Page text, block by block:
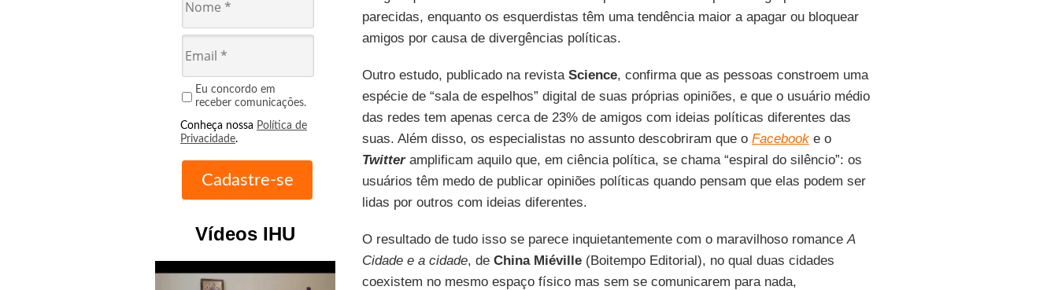
Eu concordo em
receber comunicações.
Conheça nossa Política de
Privacidade.
Vídeos IHU
parecidas, enquanto os esquerdistas têm uma tendência maior a apagar ou bloquear
amigos por causa de divergências políticas.
Outro estudo, publicado na revista Science, confirma que as pessoas constroem uma
espécie de “sala de espelhos” digital de suas próprias opiniões, e que o usuário médio
das redes tem apenas cerca de 23% de amigos com ideias políticas diferentes das
suas. Além disso, os especialistas no assunto descobriram que o Facebooke o
Twitteramplificam aquilo que, em ciência política, se chama “espiral do silêncio”: os
usuários têm medo de publicar opiniões políticas quando pensam que elas podem ser
lidas por outros com ideias diferentes.
O resultado de tudo isso se parece inquietantemente com o maravilhoso romanceA
Cidade e a cidade, de China Miéville(Boitempo Editorial), no qual duas cidades
coexistem no mesmo espaço físico mas sem se comunicarem para nada,